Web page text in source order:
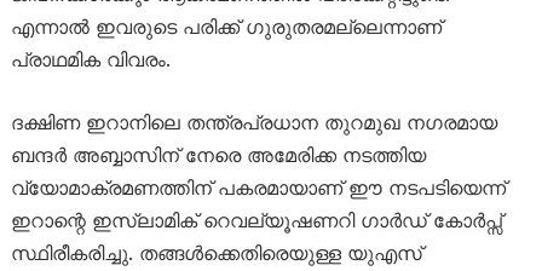
എന്നാൽ ഇവരുടെ പരിക്ക് ഗുരുതരമല്ലെന്നാണ്
പ്രാഥമിക വിവരം.
ദക്ഷിണ ഇറാനിലെ തന്ത്രപ്രധാന തുറമുഖ നഗരമായ
ബന്ദർ അബ്ബാസിന് നേരെ അമേരിക്ക നടത്തിയ
വ്യോമാക്രമണത്തിന് പകരമായാണ് ഈ നടപടിയെന്ന്
ഇറാന്റെ ഇസ്ലാമിക് റെവല്യൂഷണറി ഗാർഡ് കോർപ്സ്
സ്ഥിരീകരിച്ചു. തങ്ങൾക്കെതിരെയുള്ള യുഎസ്